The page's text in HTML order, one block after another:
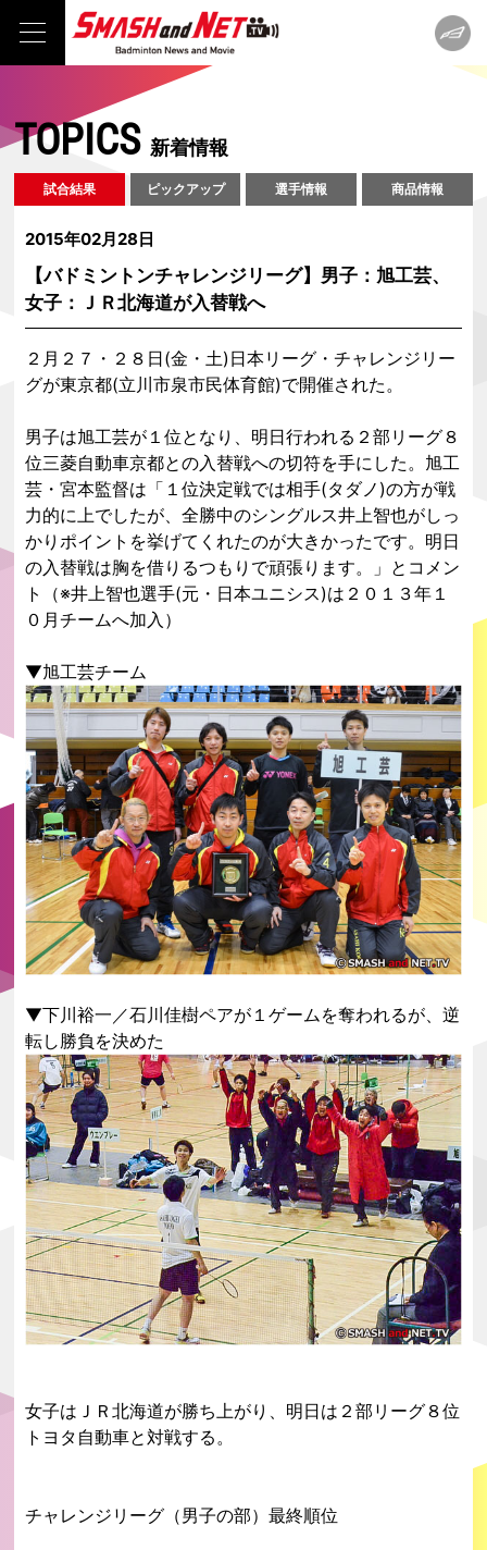
TOPICS新着情報
試合結果 ピックアップ 選手情報 商品情報
2015年02月28日
【バドミントンチャレンジリーグ】男子：旭工芸、
女子：ＪＲ北海道が入替戦へ
２月２７・２８日(金・土)日本リーグ・チャレンジリー
グが東京都(立川市泉市民体育館)で開催された。
男子は旭工芸が１位となり、明日行われる２部リーグ８
位三菱自動車京都との入替戦への切符を手にした。旭工
芸・宮本監督は「１位決定戦では相手(タダノ)の方が戦
力的に上でしたが、全勝中のシングルス井上智也がしっ
かりポイントを挙げてくれたのが大きかったです。明日
の入替戦は胸を借りるつもりで頑張ります。」とコメン
ト（※井上智也選手(元・日本ユニシス)は２０１３年１
０月チームへ加入）
▼旭工芸チーム
▼下川裕一／石川佳樹ペアが１ゲームを奪われるが、逆
転し勝負を決めた
女子はＪＲ北海道が勝ち上がり、明日は２部リーグ８位
トヨタ自動車と対戦する。
チャレンジリーグ（男子の部）最終順位